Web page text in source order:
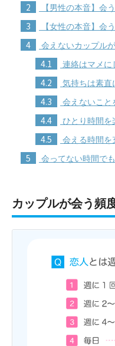
2 【男性の本音】会
3 【女性の本音】会
4 会えないカップル
4.1 連絡はマメに
4.2 気持ちは素直
4.3 会えないこと
4.4 ひとり時間を
4.5 会える時間を
5 会ってない時間で
カップルが会う頻